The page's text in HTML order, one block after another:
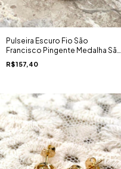
Pulseira Escuro Fio São
Francisco Pingente Medalha São
Bento Religare Ouro 18K
R$157,40